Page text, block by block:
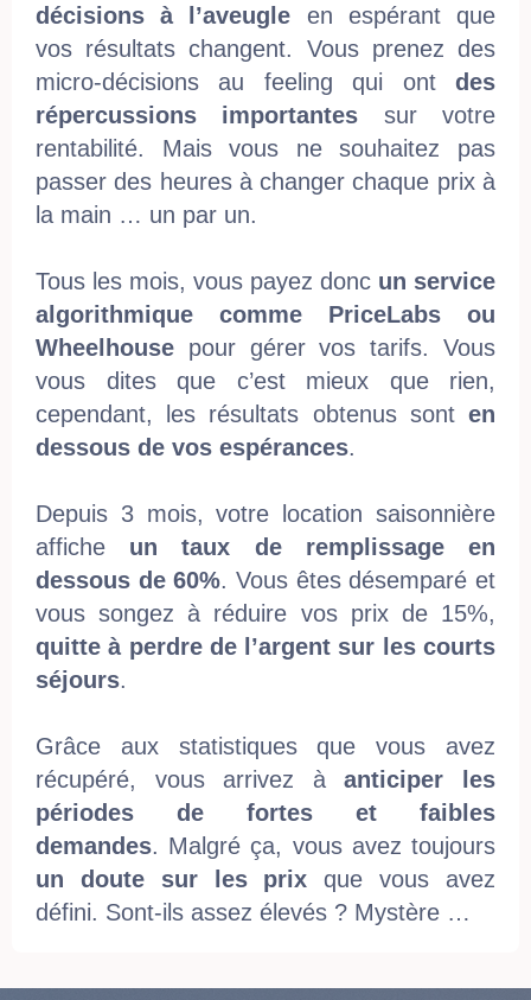
décisions à l’aveugle en espérant que
vos résultats changent. Vous prenez des
micro-décisions au feeling qui ont des
répercussions importantes sur votre
rentabilité. Mais vous ne souhaitez pas
passer des heures à changer chaque prix à
la main … un par un.
Tous les mois, vous payez donc un service
algorithmique comme PriceLabs ou
Wheelhouse pour gérer vos tarifs. Vous
vous dites que c’est mieux que rien,
cependant, les résultats obtenus sont en
dessous de vos espérances.
Depuis 3 mois, votre location saisonnière
affiche un taux de remplissage en
dessous de 60%. Vous êtes désemparé et
vous songez à réduire vos prix de 15%,
quitte à perdre de l’argent sur les courts
séjours.
Grâce aux statistiques que vous avez
récupéré, vous arrivez àanticiper les
périodes de fortes et faibles
demandes. Malgré ça, vous avez toujours
un doute sur les prix que vous avez
défini. Sont-ils assez élevés ? Mystère …